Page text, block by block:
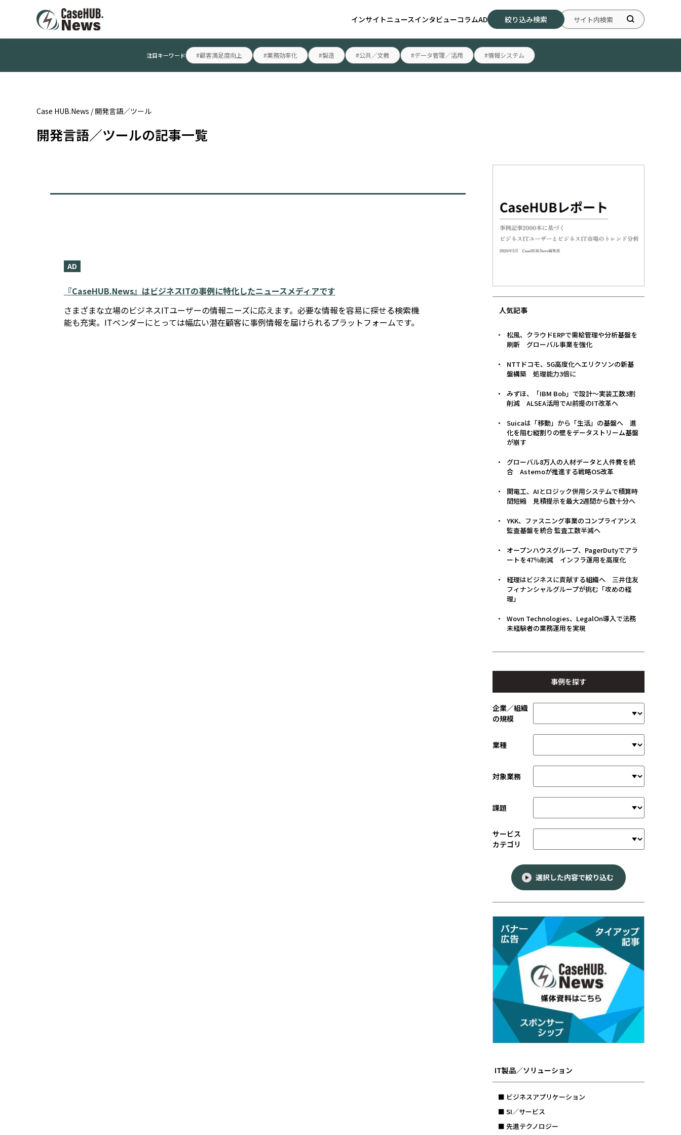
インサイトニュースインタビューコラムAD 絞り込み検索
注目キーワード #顧客満足度向上 #業務効率化 #製造 #公共／文教 #データ管理／活用 #情報システム
Case HUB.News /開発言語／ツール
開発言語／ツールの記事一覧
AD
『CaseHUB.News』はビジネスITの事例に特化したニュースメディアです
さまざまな立場のビジネスITユーザーの情報ニーズに応えます。必要な情報を容易に探せる検索機
能も充実。ITベンダーにとっては幅広い潜在顧客に事例情報を届けられるプラットフォームです。
人気記事
松風、クラウドERPで需給管理や分析基盤を
刷新 グローバル事業を強化
NTTドコモ、5G高度化へエリクソンの新基
盤構築 処理能力3倍に
みずほ、「IBM Bob」で設計〜実装工数3割
削減 ALSEA活用でAI前提のIT改革へ
Suicaは「移動」から「生活」の基盤へ 進
化を阻む縦割りの壁をデータストリーム基盤
が崩す
グローバル8万人の人材データと人件費を統
合 Astemoが推進する戦略OS改革
関電工、AIとロジック併用システムで積算時
間短縮 見積提示を最大2週間から数十分へ
YKK、ファスニング事業のコンプライアンス
監査基盤を統合 監査工数半減へ
オープンハウスグループ、PagerDutyでアラ
ートを47％削減 インフラ運用を高度化
経理はビジネスに貢献する組織へ 三井住友
フィナンシャルグループが挑む「攻めの経
理」
Wovn Technologies、LegalOn導入で法務
未経験者の業務運用を実現
事例を探す
企業／組織
の規模
業種
対象業務
課題
サービス
カテゴリ
選択した内容で絞り込む
IT製品／ソリューション
■ ビジネスアプリケーション
■ SI／サービス
■ 先進テクノロジー